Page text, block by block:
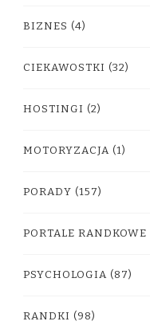
BIZNES (4)
CIEKAWOSTKI (32)
HOSTINGI (2)
MOTORYZACJA (1)
PORADY (157)
PORTALE RANDKOWE
PSYCHOLOGIA (87)
RANDKI (98)